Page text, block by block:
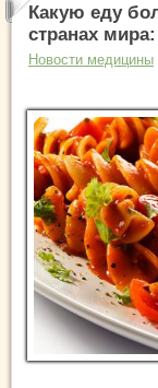
Какую еду
странах
Новости медицины